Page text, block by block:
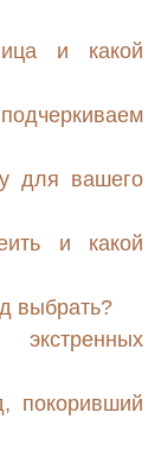
и какой
для вашего
и какой
выбрать?
покоривший